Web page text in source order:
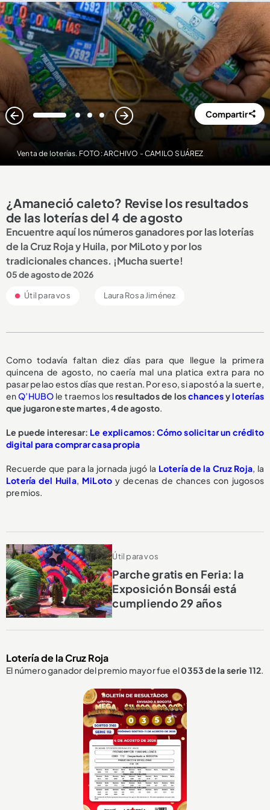
Venta de loterías. FOTO: ARCHIVO - CAMILO SUÁREZ
1 2 3 4 Compartir
¿Amaneció caleto? Revise los resultados
de las loterías del 4 de agosto
Encuentre aquí los números ganadores por las loterías
de la Cruz Roja y Huila, por MiLoto y por los
tradicionales chances. ¡Mucha suerte!
05 de agosto de 2026
Útil para vos Laura Rosa Jiménez
Como todavía faltan diez días para que llegue la primera
quincena de agosto, no caería mal una platica extra para no
pasar pelao estos días que restan. Por eso, si apostó a la suerte,
enQ’HUBO le traemos losresultados de loschancesyloterías
que jugaron este martes, 4 de agosto.
Le puede interesar: Le explicamos: Cómo solicitar un crédito
digital para comprar casa propia
Recuerde que para la jornada jugó la Lotería de la Cruz Roja, la
Lotería del Huila, MiLoto y decenas de chances con jugosos
premios.
Útil para vos
Parche gratis en Feria: la
Exposición Bonsái está
cumpliendo 29 años
Lotería de la Cruz Roja
El número ganador del premio mayor fue el0353de la serie 112.